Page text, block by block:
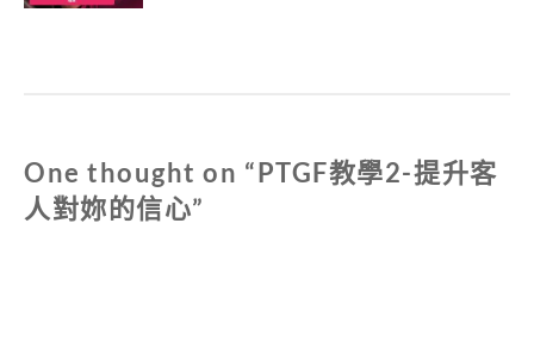
One thought on “PTGF教學2-提升客
人對妳的信心”